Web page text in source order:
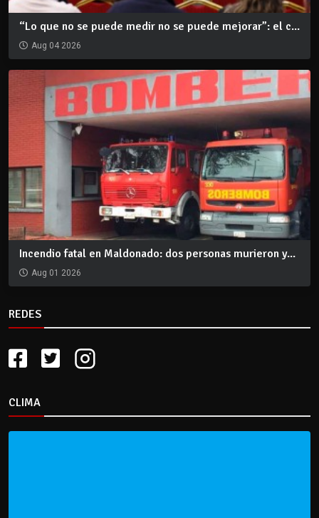
“Lo que no se puede medir no se puede mejorar”: el c...
Aug 04 2026
Incendio fatal en Maldonado: dos personas murieron y...
Aug 01 2026
REDES
CLIMA